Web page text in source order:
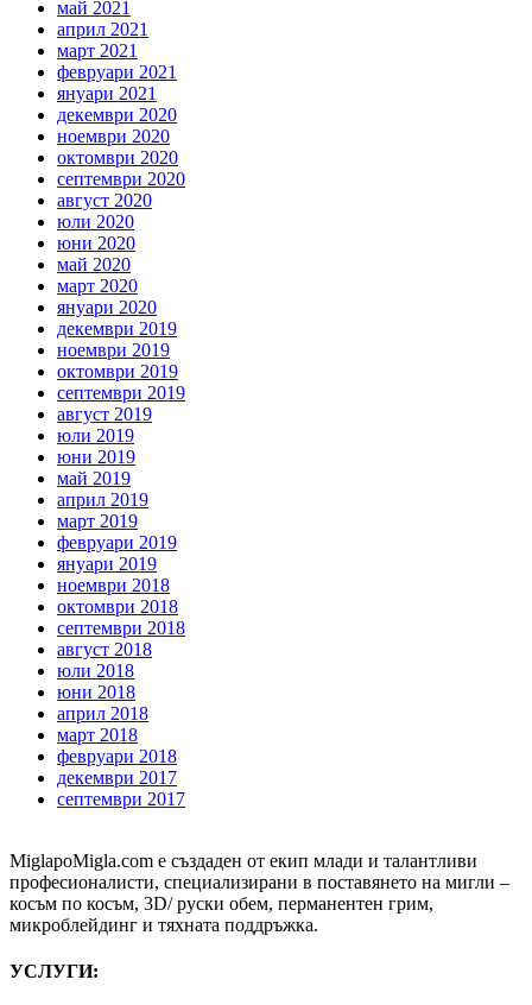
май 2021
април 2021
март 2021
февруари 2021
януари 2021
декември 2020
ноември 2020
октомври 2020
септември 2020
август 2020
юли 2020
юни 2020
май 2020
март 2020
януари 2020
декември 2019
ноември 2019
октомври 2019
септември 2019
август 2019
юли 2019
юни 2019
май 2019
април 2019
март 2019
февруари 2019
януари 2019
ноември 2018
октомври 2018
септември 2018
август 2018
юли 2018
юни 2018
април 2018
март 2018
февруари 2018
декември 2017
септември 2017
MiglapoMigla.com е създаден от екип млади и талантливи
професионалисти, специализирани в поставянето на мигли –
косъм по косъм, 3D/ руски обем, перманентен грим,
микроблейдинг и тяхната поддръжка.
УСЛУГИ: